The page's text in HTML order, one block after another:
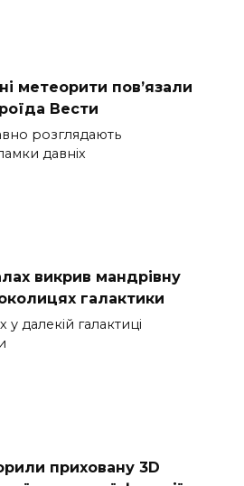
метеорити пов’язали
Вести
розглядають
давніх
викрив мандрівну
галактики
у далекій галактиці
приховану 3D